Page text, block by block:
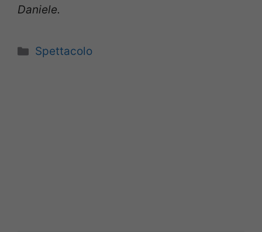
Daniele.
Categorie
Spettacolo